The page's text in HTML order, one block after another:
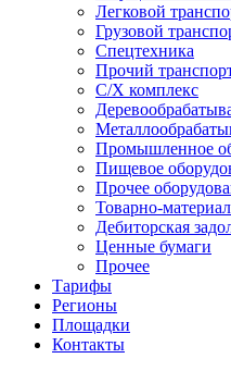
Легковой
Грузовой
Спецтехника
Прочий
С/Х комплекс
Промышленное
Пищевое
Прочее
Товарно-
Дебиторская
Ценные бумаги
Прочее
Тарифы
Регионы
Площадки
Контакты